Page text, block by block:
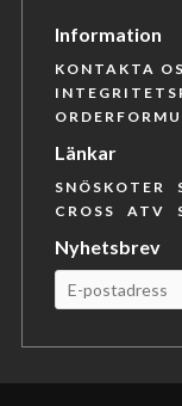
Information
KONTAKTA
Länkar
SNÖSKOTER
CROSS
ATV
Nyhetsbrev